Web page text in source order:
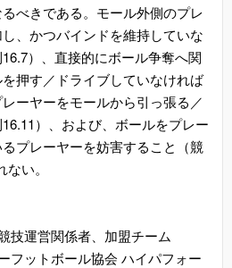
べきである。モール外側のプレ
、かつバインドを維持していな
）、直接的にボール争奪へ関
押す／ドライブしていなければ
ーヤーをモールから引っ張る／
）、および、ボールをプレー
プレーヤーを妨害すること（競
い。
技運営関係者、加盟チーム
フットボール協会 ハイパフォー